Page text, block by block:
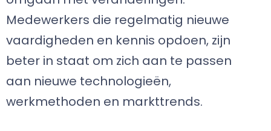
Medewerkers die regelmatig nieuwe
vaardigheden en kennis opdoen, zijn
beter in staat om zich aan te passen
aan nieuwe technologieën,
werkmethoden en markttrends.